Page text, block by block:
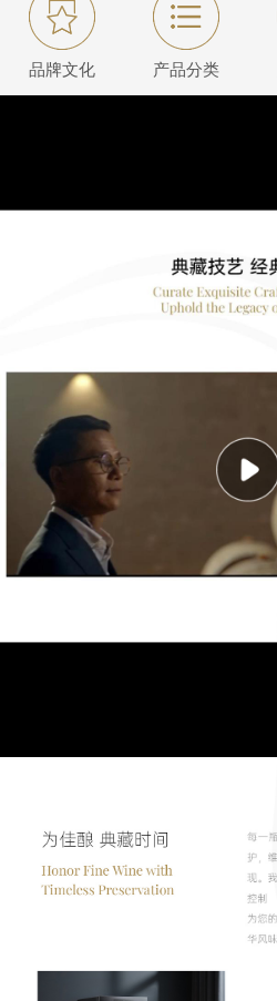
品牌文化 产品分类